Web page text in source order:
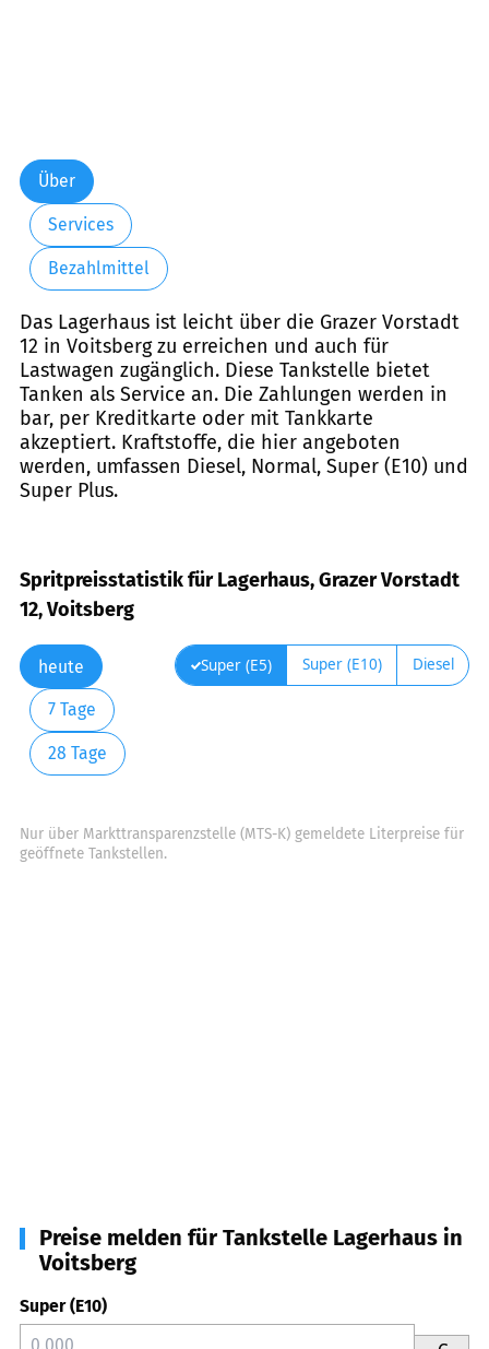
Über
Services
Bezahlmittel
Das Lagerhaus ist leicht über die Grazer Vorstadt
12 in Voitsberg zu erreichen und auch für
Lastwagen zugänglich. Diese Tankstelle bietet
Tanken als Service an. Die Zahlungen werden in
bar, per Kreditkarte oder mit Tankkarte
akzeptiert. Kraftstoffe, die hier angeboten
werden, umfassen Diesel, Normal, Super (E10) und
Super Plus.
Spritpreisstatistik für Lagerhaus, Grazer Vorstadt
12, Voitsberg
heute
7 Tage
28 Tage
Super (E5) Super (E10) Diesel
Nur über Markttransparenzstelle (MTS-K) gemeldete Literpreise für
geöffnete Tankstellen.
Preise melden für Tankstelle Lagerhaus in
Voitsberg
Super (E10)